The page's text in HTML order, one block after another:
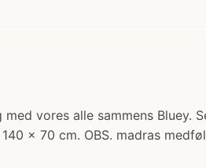
vores alle sammens Bluey.
x 70 cm. OBS. madras